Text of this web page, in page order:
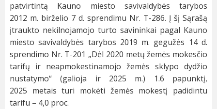
patvirtintą Kauno miesto savivaldybės tarybos
2012 m. birželio 7 d. sprendimu Nr. T-286. Į šį Sąrašą
įtraukto nekilnojamojo turto savininkai pagal Kauno
miesto savivaldybės tarybos 2019 m. gegužės 14 d.
sprendimo Nr. T-201 „Dėl 2020 metų žemės mokesčio
tarifų ir neapmokestinamojo žemės sklypo dydžio
nustatymo“ (galioja ir 2025 m.) 1.6 papunktį,
2025 metais turi mokėti žemės mokestį padidintu
tarifu – 4,0 proc.